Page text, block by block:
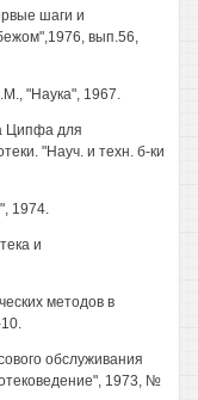
шаги и
вып.56,
"Наука", 1967.
Ципфа для
"Науч. и техн. б-ки
1974.
и
методов в
обслуживания
1973, №